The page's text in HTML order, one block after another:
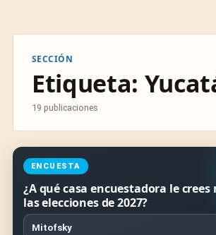
SECCIÓN
Etiqueta:
19 publicaciones
ENCUESTA
¿A qué casa encuestadora le
las elecciones de 2027?
Mitofsky